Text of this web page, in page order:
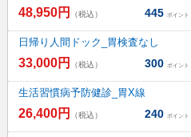
48,950円 （税込） 445 ポイント
日帰り人間ドック_胃検査なし
33,000円 （税込） 300 ポイント
生活習慣病予防健診_胃X線
26,400円 （税込） 240 ポイント